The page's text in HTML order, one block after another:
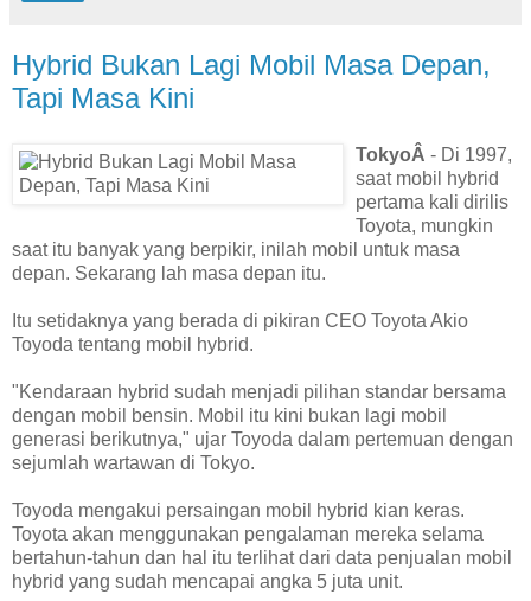
Hybrid Bukan Lagi Mobil Masa Depan,
Tapi Masa Kini
TokyoÂ - Di 1997,
saat mobil hybrid
pertama kali dirilis
Toyota, mungkin
saat itu banyak yang berpikir, inilah mobil untuk masa
depan. Sekarang lah masa depan itu.
Itu setidaknya yang berada di pikiran CEO Toyota Akio
Toyoda tentang mobil hybrid.
"Kendaraan hybrid sudah menjadi pilihan standar bersama
dengan mobil bensin. Mobil itu kini bukan lagi mobil
generasi berikutnya," ujar Toyoda dalam pertemuan dengan
sejumlah wartawan di Tokyo.
Toyoda mengakui persaingan mobil hybrid kian keras.
Toyota akan menggunakan pengalaman mereka selama
bertahun-tahun dan hal itu terlihat dari data penjualan mobil
hybrid yang sudah mencapai angka 5 juta unit.